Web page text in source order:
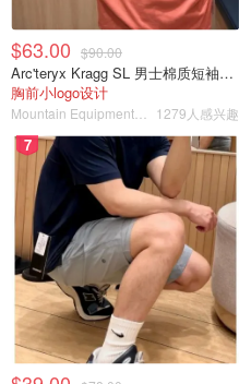
$63.00 $90.00
Arc'teryx Kragg SL 男士棉质短袖T恤
胸前小logo设计
1279人感兴趣
7